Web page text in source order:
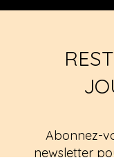
Abonnez-
newsletter